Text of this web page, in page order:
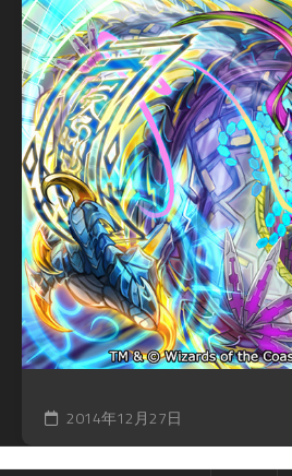
2014年12月27日